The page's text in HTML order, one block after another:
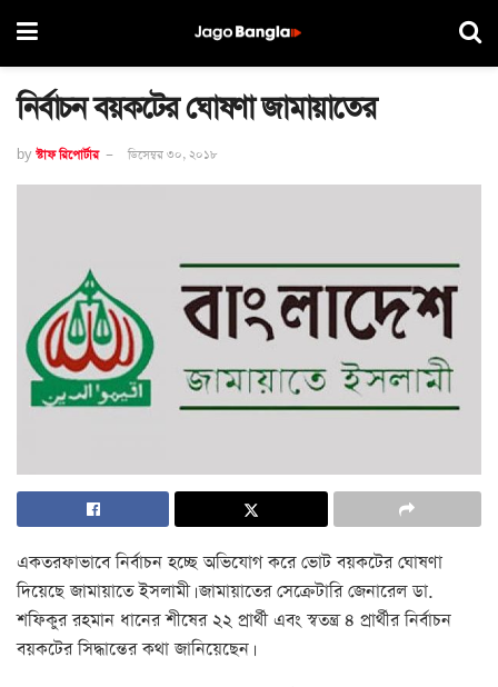
নির্বাচন বয়কটের ঘোষণা জামায়াতের
by স্টাফ রিপোর্টার ডিসেম্বর ৩০, ২০১৮
একতরফাভাবে নির্বাচন হচ্ছে অভিযোগ করে ভোট বয়কটের ঘোষণা
দিয়েছে জামায়াতে ইসলামী। জামায়াতের সেক্রেটারি জেনারেল ডা.
শফিকুর রহমান ধানের শীষের ২২ প্রার্থী এবং স্বতন্ত্র ৪ প্রার্থীর নির্বাচন
বয়কটের সিদ্ধান্তের কথা জানিয়েছেন।